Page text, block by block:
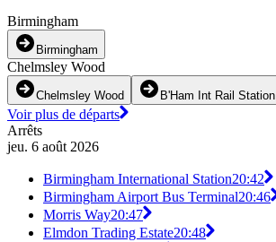
Birmingham
Birmingham
Chelmsley Wood
Chelmsley Wood B'Ham Int Rail Station
Voir plus de départs
Arrêts
jeu. 6 août 2026
Birmingham International Station20:42
Birmingham Airport Bus Terminal20:46
Morris Way20:47
Elmdon Trading Estate20:48